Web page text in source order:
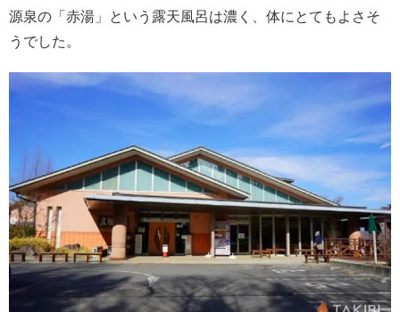
源泉の「赤湯」という露天風呂は濃く、体にとてもよさそ
うでした。